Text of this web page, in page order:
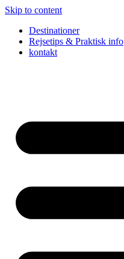
Skip to content
Destinationer
Rejsetips & Praktisk info
kontakt